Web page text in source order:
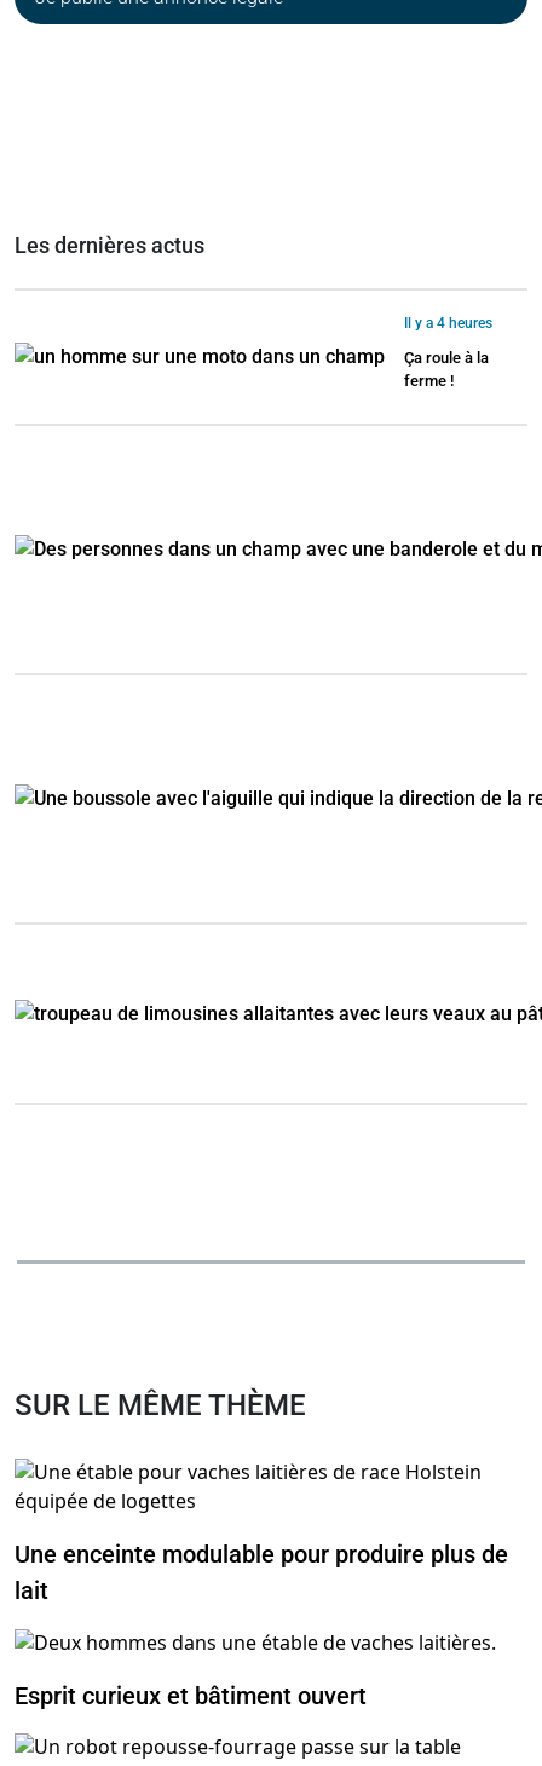
Les dernières actus
Il y a 4 heures
Ça roule à la
ferme !
SUR LE MÊME THÈME
Une enceinte modulable pour produire plus de
lait
Esprit curieux et bâtiment ouvert